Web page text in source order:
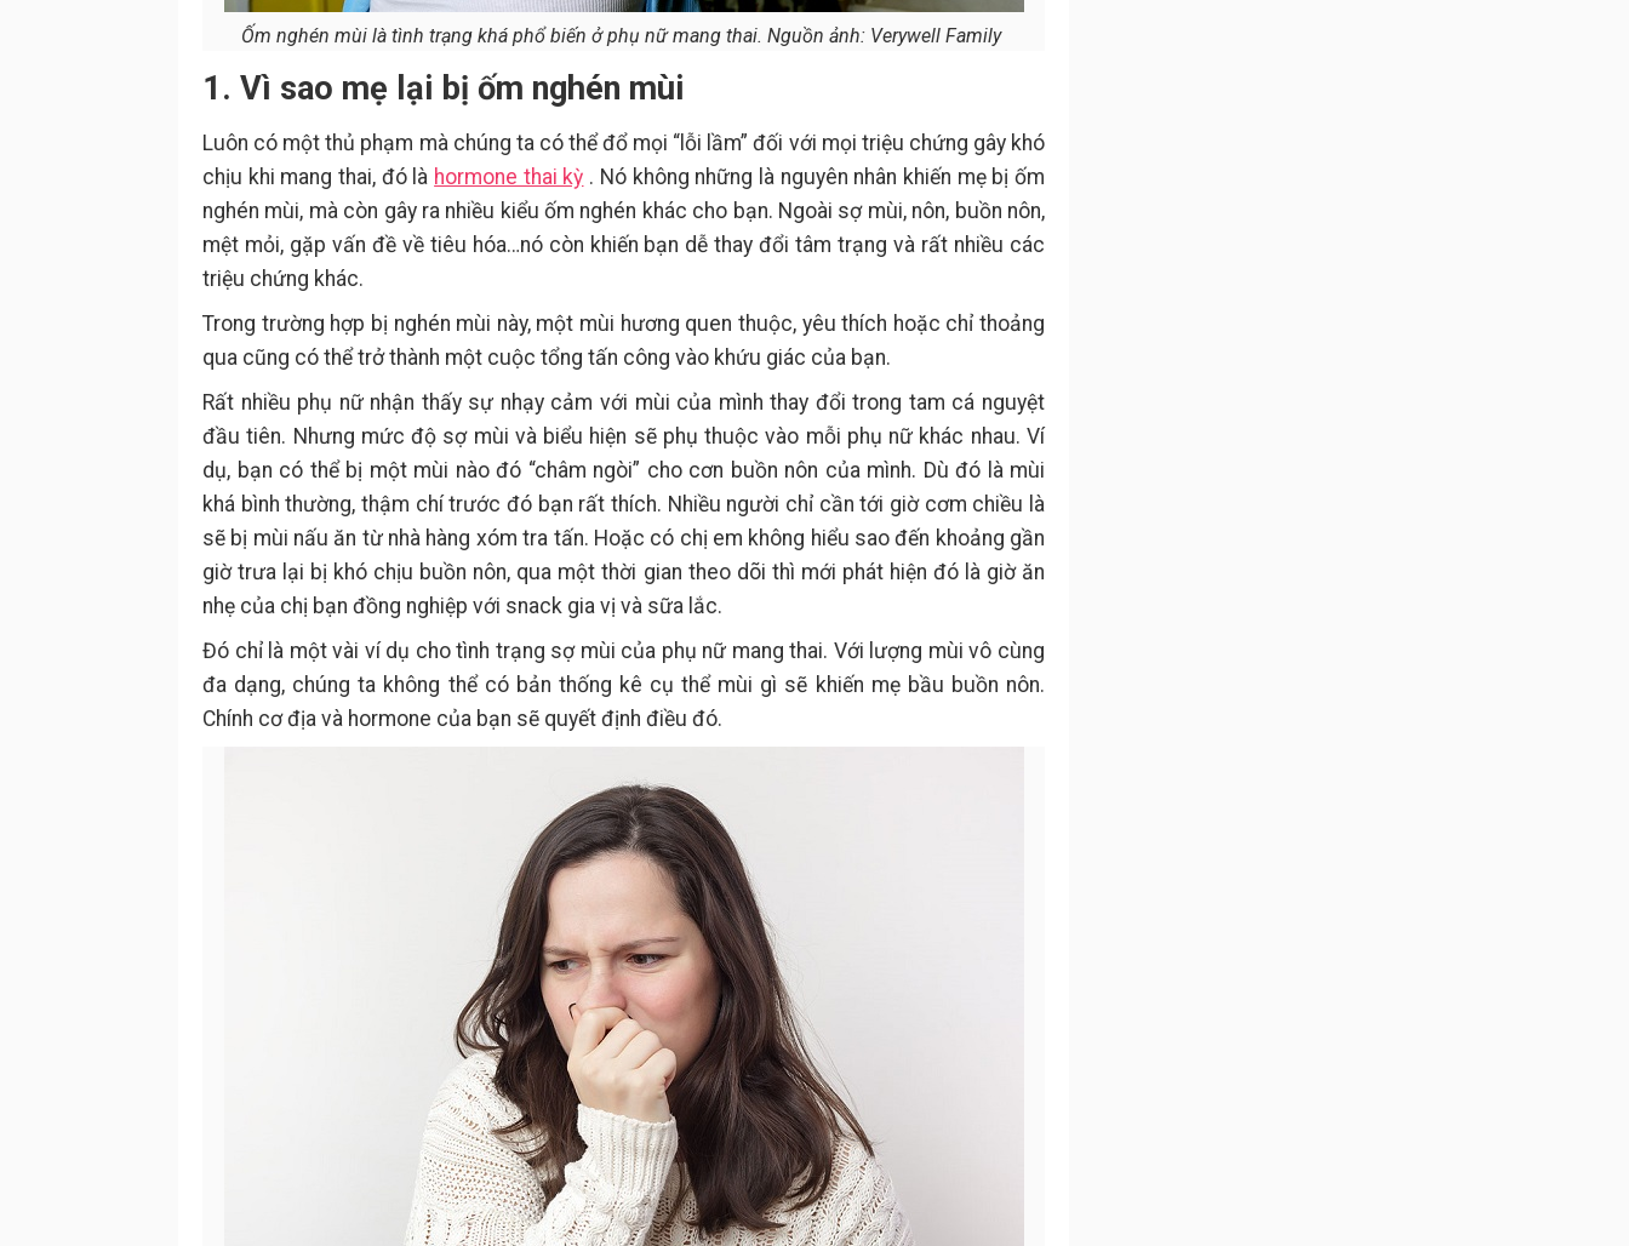
Ốm nghén mùi là tình trạng khá phổ biến ở phụ nữ mang thai. Nguồn ảnh: Verywell Family
1. Vì sao mẹ lại bị ốm nghén mùi
Luôn có một thủ phạm mà chúng ta có thể đổ mọi “lỗi lầm” đối với mọi triệu chứng gây khó
chịu khi mang thai, đó là hormone thai kỳ . Nó không những là nguyên nhân khiến mẹ bị ốm
nghén mùi, mà còn gây ra nhiều kiểu ốm nghén khác cho bạn. Ngoài sợ mùi, nôn, buồn nôn,
mệt mỏi, gặp vấn đề về tiêu hóa…nó còn khiến bạn dễ thay đổi tâm trạng và rất nhiều các
triệu chứng khác.
Trong trường hợp bị nghén mùi này, một mùi hương quen thuộc, yêu thích hoặc chỉ thoảng
qua cũng có thể trở thành một cuộc tổng tấn công vào khứu giác của bạn.
Rất nhiều phụ nữ nhận thấy sự nhạy cảm với mùi của mình thay đổi trong tam cá nguyệt
đầu tiên. Nhưng mức độ sợ mùi và biểu hiện sẽ phụ thuộc vào mỗi phụ nữ khác nhau. Ví
dụ, bạn có thể bị một mùi nào đó “châm ngòi” cho cơn buồn nôn của mình. Dù đó là mùi
khá bình thường, thậm chí trước đó bạn rất thích. Nhiều người chỉ cần tới giờ cơm chiều là
sẽ bị mùi nấu ăn từ nhà hàng xóm tra tấn. Hoặc có chị em không hiểu sao đến khoảng gần
giờ trưa lại bị khó chịu buồn nôn, qua một thời gian theo dõi thì mới phát hiện đó là giờ ăn
nhẹ của chị bạn đồng nghiệp với snack gia vị và sữa lắc.
Đó chỉ là một vài ví dụ cho tình trạng sợ mùi của phụ nữ mang thai. Với lượng mùi vô cùng
đa dạng, chúng ta không thể có bản thống kê cụ thể mùi gì sẽ khiến mẹ bầu buồn nôn.
Chính cơ địa và hormone của bạn sẽ quyết định điều đó.